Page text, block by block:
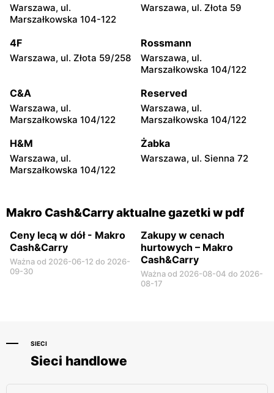
Słupsk, ul. Jana Kilińskiego
26
Zielona Góra, ul. Gorzowska
Makro Cash&Carry
Koszalin, ul. Syrenki 1
Makro Cash&Carry
Szczecin, ul. Południowa 35
Warszawa, ul.
Marszałkowska 104-122
Warszawa, ul. Złota 59
4F
Warszawa, ul. Złota 59/258
Rossmann
Warszawa, ul.
Marszałkowska 104/122
C&A
Warszawa, ul.
Marszałkowska 104/122
Reserved
Warszawa, ul.
Marszałkowska 104/122
H&M
Warszawa, ul.
Marszałkowska 104/122
Żabka
Warszawa, ul. Sienna 72
Makro Cash&Carry aktualne gazetki w pdf
Ceny lecą w dół - Makro
Cash&Carry
Ważna od 2026-06-12 do 2026-
09-30
Zakupy w cenach
hurtowych – Makro
Cash&Carry
Ważna od 2026-08-04 do 2026-
08-17
SIECI
Sieci handlowe